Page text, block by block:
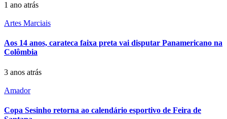
1 ano atrás
Artes Marciais
Aos 14 anos, carateca faixa preta vai disputar Panamericano na
Colômbia
3 anos atrás
Amador
Copa Sesinho retorna ao calendário esportivo de Feira de